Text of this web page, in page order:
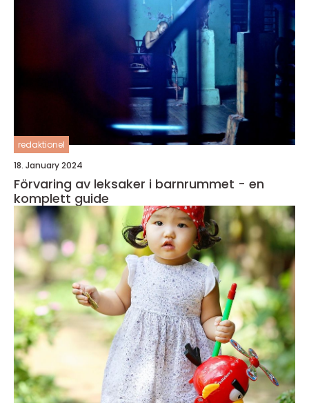
redaktionel
18. January 2024
Förvaring av leksaker i barnrummet - en
komplett guide